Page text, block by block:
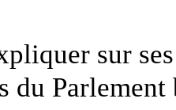
sur
du